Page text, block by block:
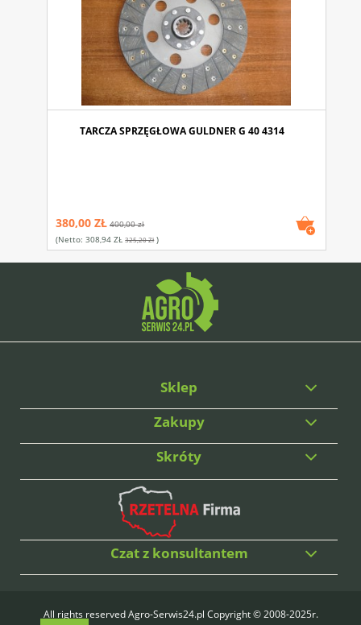
TARCZA SPRZĘGŁOWA GULDNER G 40 4314
380,00 ZŁ 400,00 zł
(netto:308,94 ZŁ 325,20 Zł)
Sklep
Zakupy
Skróty
Czat z konsultantem
All rights reserved Agro-Serwis24.pl Copyright © 2008-2025r.